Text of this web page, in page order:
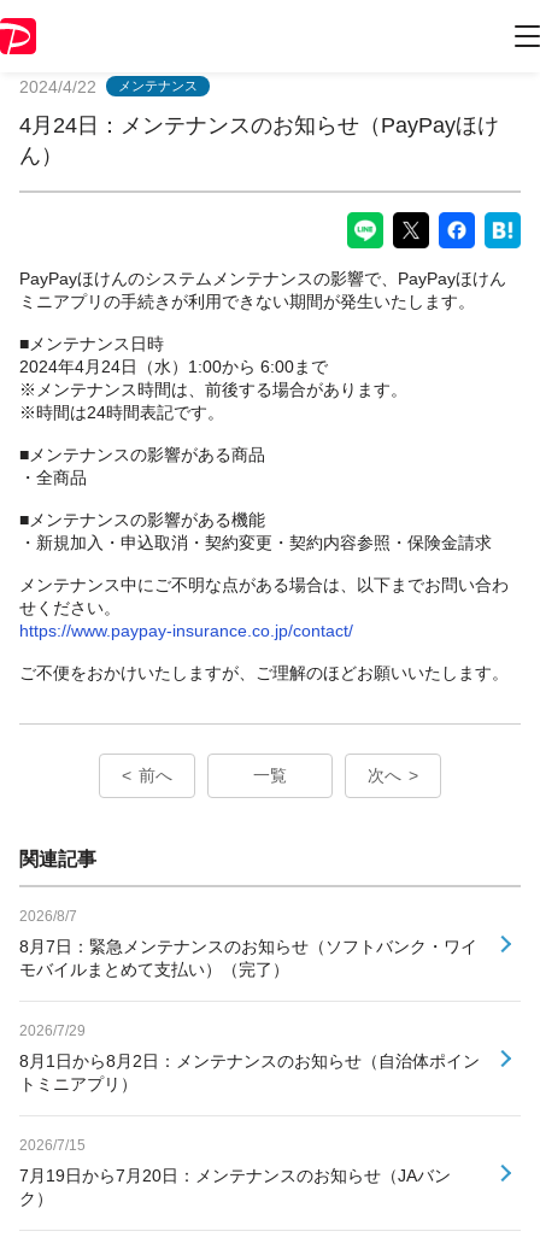
2024/4/22 メンテナンス
4月24日：メンテナンスのお知らせ（PayPayほけ
ん）
PayPayほけんのシステムメンテナンスの影響で、PayPayほけん
ミニアプリの手続きが利用できない期間が発生いたします。
■メンテナンス日時
2024年4月24日（水）1:00から 6:00まで
※メンテナンス時間は、前後する場合があります。
※時間は24時間表記です。
■メンテナンスの影響がある商品
・全商品
■メンテナンスの影響がある機能
・新規加入・申込取消・契約変更・契約内容参照・保険金請求
メンテナンス中にご不明な点がある場合は、以下までお問い合わ
せください。
https://www.paypay-insurance.co.jp/contact/
ご不便をおかけいたしますが、ご理解のほどお願いいたします。
前へ 一覧 次へ
関連記事
2026/8/7
8月7日：緊急メンテナンスのお知らせ（ソフトバンク・ワイ
モバイルまとめて支払い）（完了）
2026/7/29
8月1日から8月2日：メンテナンスのお知らせ（自治体ポイン
トミニアプリ）
2026/7/15
7月19日から7月20日：メンテナンスのお知らせ（JAバン
ク）